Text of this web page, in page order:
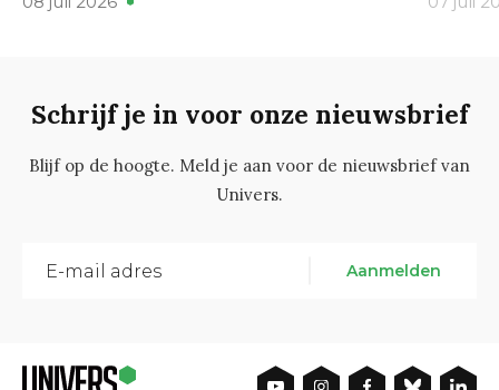
Schrijf je in voor onze nieuwsbrief
Blijf op de hoogte. Meld je aan voor de nieuwsbrief van
Univers.
Aanmelden